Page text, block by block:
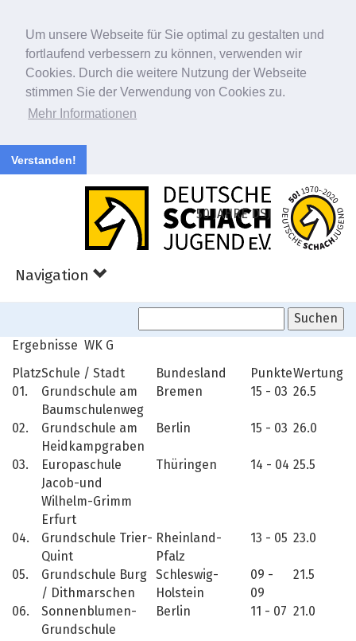
Um unsere Webseite für Sie optimal zu gestalten und
fortlaufend verbessern zu können, verwenden wir
Cookies. Durch die weitere Nutzung der Webseite
stimmen Sie der Verwendung von Cookies zu.
Mehr Informationen
Verstanden!
Navigation
50 JAHRE DSJ
Ergebnisse WK G
PlatzSchule / Stadt Bundesland PunkteWertung
01.
Grundschule am
Baumschulenweg
Bremen 15 - 03 26.5
02.
Grundschule am
Heidkampgraben
Berlin 15 - 03 26.0
03.
Europaschule
Jacob-und
Wilhelm-Grimm
Erfurt
Thüringen 14 - 04 25.5
04.
Grundschule Trier-
Quint
Rheinland-
Pfalz
13 - 05 23.0
05.
Grundschule Burg
/ Dithmarschen
Schleswig-
Holstein
09 -
09
21.5
06.
Sonnenblumen-
Grundschule
Berlin 11 - 07 21.0